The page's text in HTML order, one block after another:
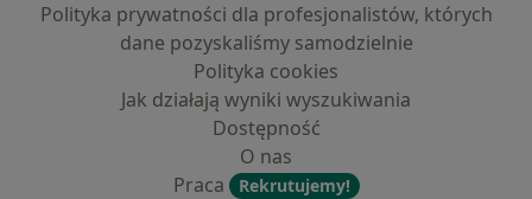
Polityka prywatności dla profesjonalistów, których
dane pozyskaliśmy samodzielnie
Polityka cookies
Jak działają wyniki wyszukiwania
Dostępność
O nas
Praca
Rekrutujemy!